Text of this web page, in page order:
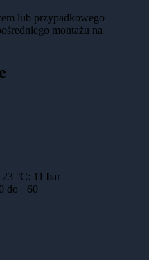
lub przypadkowego
montażu na
°C: 11 bar
do +60